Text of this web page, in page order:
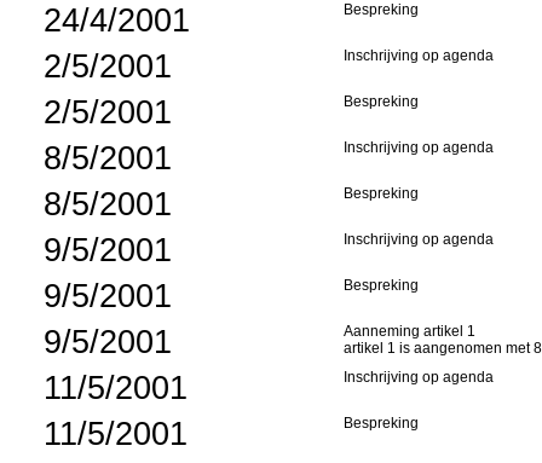
24/4/2001 Bespreking
2/5/2001 Inschrijving op agenda
2/5/2001 Bespreking
8/5/2001 Inschrijving op agenda
8/5/2001 Bespreking
9/5/2001 Inschrijving op agenda
9/5/2001 Bespreking
9/5/2001
Aanneming artikel 1
artikel 1 is aangenomen met
11/5/2001 Inschrijving op agenda
11/5/2001 Bespreking